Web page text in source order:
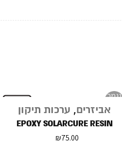
נגמר
במלאיאביזרים, ערכות תיקון
EPOXY SOLARCURE RESIN
₪75.00